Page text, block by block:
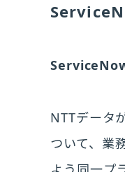
NTTデータ
ついて、業